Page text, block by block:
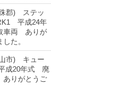
郡) ステッ
平成24年
車両 ありが
た。
市) キュー
成20年式 廃
りがとうご